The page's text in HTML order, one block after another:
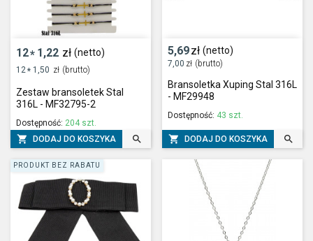
12* 1,22 zł (netto)
12 * 1,50 zł (brutto)
Zestaw bransoletek Stal
316L - MF32795-2
Dostępność: 204 szt.
 DODAJ DO KOSZYKA 
5,69zł (netto)
7,00 zł (brutto)
Bransoletka Xuping Stal 316L
- MF29948
Dostępność: 43 szt.
 DODAJ DO KOSZYKA 
PRODUKT BEZ RABATU